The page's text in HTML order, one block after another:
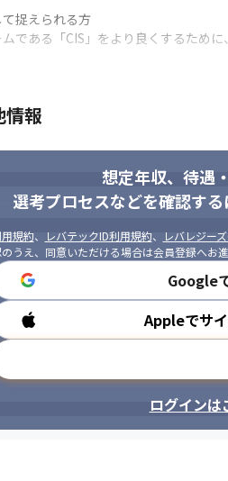
捉えられる方
である「CIS」をより良くするため
スケジュールのバランスを考慮し、
情報
想定年収、待遇
選考プロセスなどを確認す
規約、 レバテックID利用規約、 レバレジー
うえ、同意いただける場合は会員登録へお進
Google
Appleでサ
ログインは